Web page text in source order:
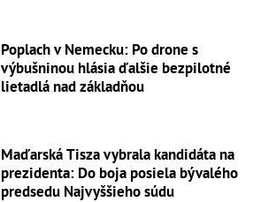
Poplach v Nemecku: Po drone s
výbušninou hlásia ďalšie bezpilotné
lietadlá nad základňou
Maďarská Tisza vybrala kandidáta na
prezidenta: Do boja posiela bývalého
predsedu Najvyššieho súdu